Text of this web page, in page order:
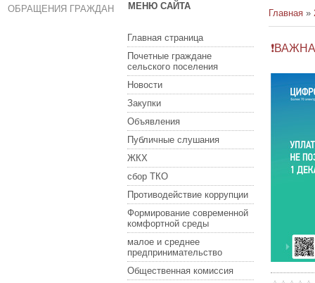
ОБРАЩЕНИЯ ГРАЖДАН МЕНЮ САЙТА
Главная страница
Почетные граждане
сельского поселения
Новости
Закупки
Объявления
Публичные слушания
ЖКХ
сбор ТКО
Противодействие коррупции
Формирование современной
комфортной среды
малое и среднее
предпринимательство
Общественная комиссия
Главная »